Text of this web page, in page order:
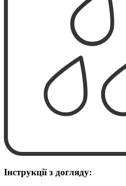
Інструкції з догляду: